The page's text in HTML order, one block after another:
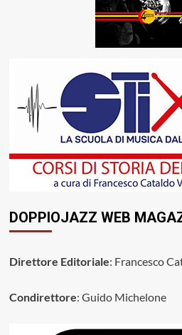
DOPPIOJAZZ WEB
Direttore Editoriale: Francesco
Condirettore: Guido Michelone